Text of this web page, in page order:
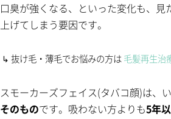
口臭が強くなる、といった変化も、見
上げてしまう要因です。
↳ 抜け毛・薄毛でお悩みの方は 毛髪再生治
スモーカーズフェイス(タバコ顔)は、
そのものです。吸わない方よりも5年